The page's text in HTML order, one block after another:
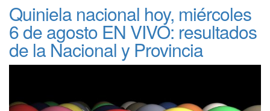
Quiniela nacional hoy, miércoles
6 de agosto EN VIVO: resultados
de la Nacional y Provincia